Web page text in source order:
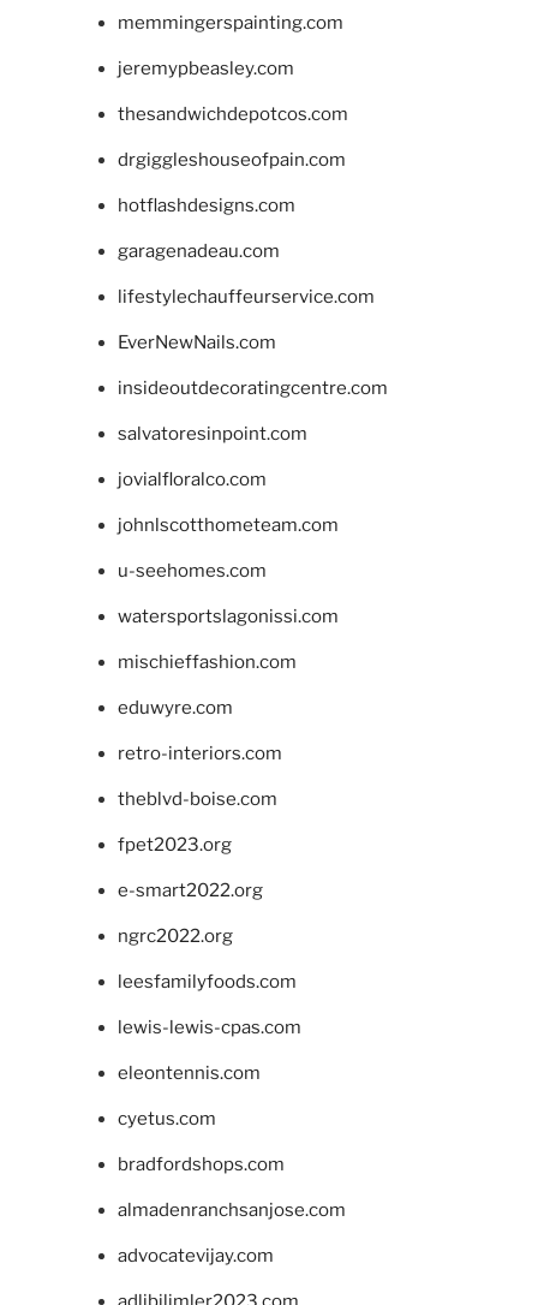
memmingerspainting.com
jeremypbeasley.com
thesandwichdepotcos.com
drgiggleshouseofpain.com
hotflashdesigns.com
garagenadeau.com
lifestylechauffeurservice.com
EverNewNails.com
insideoutdecoratingcentre.com
salvatoresinpoint.com
jovialfloralco.com
johnlscotthometeam.com
u-seehomes.com
watersportslagonissi.com
mischieffashion.com
eduwyre.com
retro-interiors.com
theblvd-boise.com
fpet2023.org
e-smart2022.org
ngrc2022.org
leesfamilyfoods.com
lewis-lewis-cpas.com
eleontennis.com
cyetus.com
bradfordshops.com
almadenranchsanjose.com
advocatevijay.com